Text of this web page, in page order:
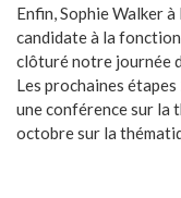
Enfin, Sophie Walker
candidate à la
clôturé notre journée
Les prochaines
une conférence sur la
octobre sur la